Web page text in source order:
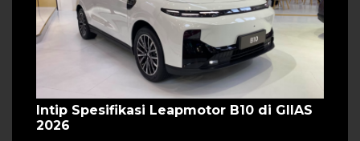
Intip Spesifikasi Leapmotor B10 di GIIAS
2026